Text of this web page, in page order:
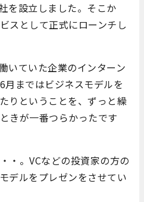
を設立しました。そこか
スとして正式にローンチし
いていた企業のインターン
まではビジネスモデルを
りということを、ずっと繰
きが一番つらかったです
・。VCなどの投資家の方の
デルをプレゼンをさせてい